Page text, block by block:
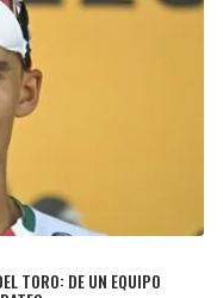
TORO: DE UN EQUIPO